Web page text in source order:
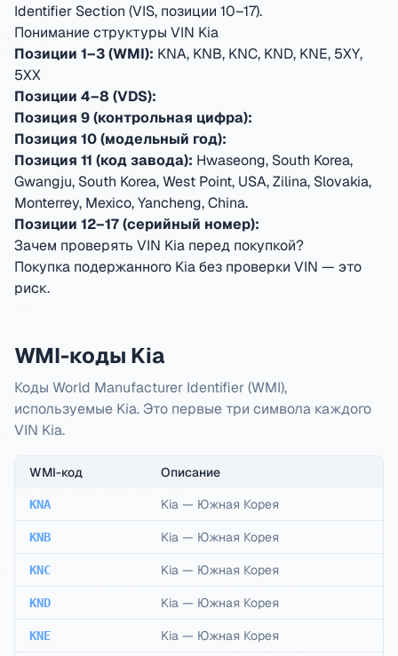
Identifier Section (VIS, позиции 10–17).
Понимание структуры VIN Kia
Позиции 1–3 (WMI): KNA, KNB, KNC, KND, KNE, 5XY,
5XX
Позиции 4–8 (VDS):
Позиция 9 (контрольная цифра):
Позиция 10 (модельный год):
Позиция 11 (код завода): Hwaseong, South Korea,
Gwangju, South Korea, West Point, USA, Zilina, Slovakia,
Monterrey, Mexico, Yancheng, China.
Позиции 12–17 (серийный номер):
Зачем проверять VIN Kia перед покупкой?
Покупка подержанного Kia без проверки VIN — это
риск.
WMI-коды Kia
Коды World Manufacturer Identifier (WMI),
используемые Kia. Это первые три символа каждого
VIN Kia.
WMI-код Описание
KNA Kia — Южная Корея
KNB Kia — Южная Корея
KNC Kia — Южная Корея
KND Kia — Южная Корея
KNE Kia — Южная Корея